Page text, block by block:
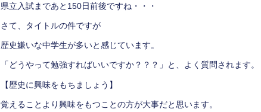
県立入試まであと150日前後ですね・・・
さて、タイトルの件ですが
歴史嫌いな中学生が多いと感じています。
「どうやって勉強すればいいですか？？？」と、よく質問されます。
【歴史に興味をもちましょう】
覚えることより興味をもつことの方が大事だと思います。